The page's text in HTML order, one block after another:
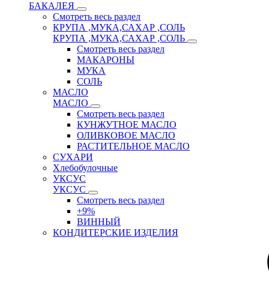
БАКАЛЕЯ
Смотреть весь раздел
КРУПА ,МУКА,САХАР ,СОЛЬ
КРУПА ,МУКА,САХАР ,СОЛЬ
Смотреть весь раздел
МАКАРОНЫ
МУКА
СОЛЬ
МАСЛО
МАСЛО
Смотреть весь раздел
КУНЖУТНОЕ МАСЛО
ОЛИВКОВОЕ МАСЛО
РАСТИТЕЛЬНОЕ МАСЛО
СУХАРИ
Хлебобулочные
УКСУС
УКСУС
Смотреть весь раздел
+9%
ВИННЫЙ
КОНДИТЕРСКИЕ ИЗДЕЛИЯ